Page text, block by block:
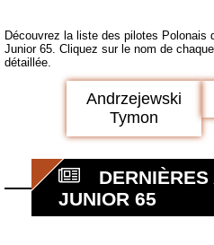
Découvrez la liste des pilotes Polonais
Junior 65. Cliquez sur le nom de
détaillée.
Andrzejewski
Tymon
JUNIOR 65